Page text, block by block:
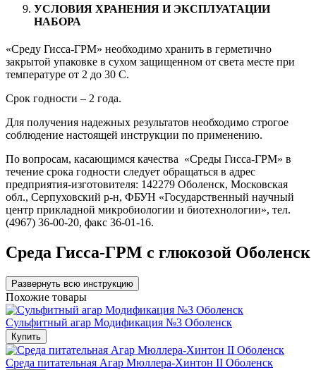
УСЛОВИЯ ХРАНЕНИЯ И ЭКСПЛУАТАЦИИ
НАБОРА
«Среду Гисса-ГРМ» необходимо хранить в герметично
закрытой упаковке в сухом защищенном от света месте при
температуре от 2 до 30 С.
Срок годности – 2 года.
Для получения надежных результатов необходимо строгое
соблюдение настоящей инструкции по применению.
По вопросам, касающимся качества «Среды Гисса-ГРМ» в
течение срока годности следует обращаться в адрес
предприятия-изготовителя: 142279 Оболенск, Московская
обл., Серпуховский р-н, ФБУН «Государственный научный
центр прикладной микробиологии и биотехнологии», тел.
(4967) 36-00-20, факс 36-01-16.
Cреда Гисса-ГРМ с глюкозой Оболенск
Развернуть всю инструкцию
Похожие товары
Сульфитный агар Модификация №3 Оболенск
Купить
Среда питательная Агар Мюллера-Хинтон II Оболенск